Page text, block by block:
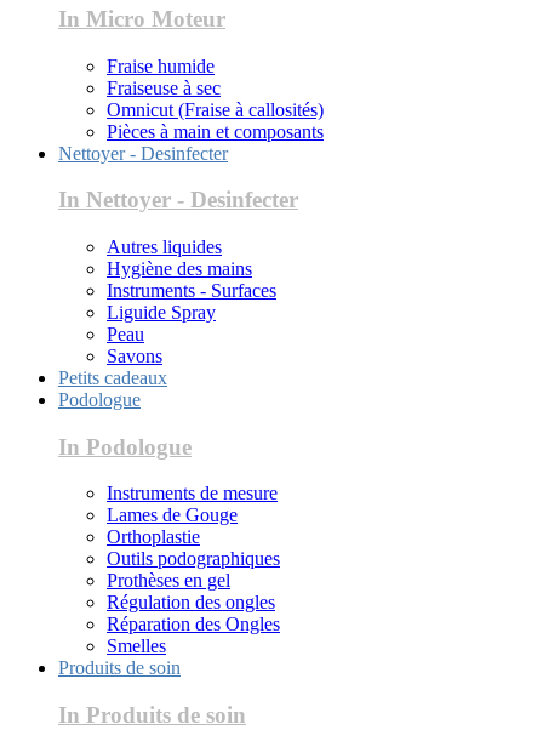
In Micro Moteur
Fraise humide
Fraiseuse à sec
Omnicut (Fraise à callosités)
Pièces à main et composants
Nettoyer - Desinfecter
In Nettoyer - Desinfecter
Autres liquides
Hygiène des mains
Instruments - Surfaces
Liguide Spray
Peau
Savons
Petits cadeaux
Podologue
In Podologue
Instruments de mesure
Lames de Gouge
Orthoplastie
Outils podographiques
Prothèses en gel
Régulation des ongles
Réparation des Ongles
Smelles
Produits de soin
In Produits de soin